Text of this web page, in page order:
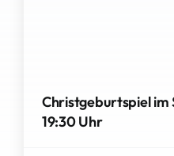
Christgeburtspiel im
19:30 Uhr